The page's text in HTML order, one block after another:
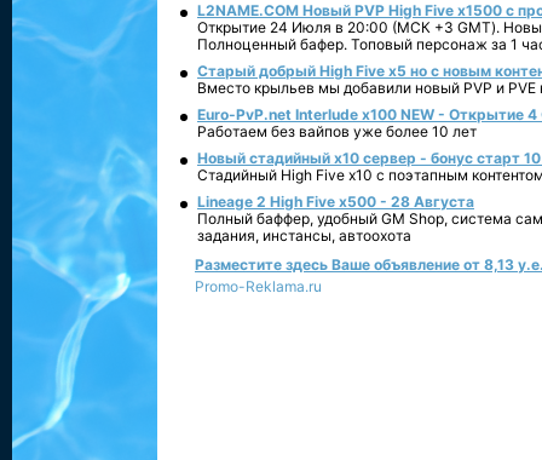
L2NAME.COM Новый PVP High Five x1500 с
Открытие 24 Июля в 20:00 (МСК +3 GMT).
Полноценный бафер. Топовый персонаж за 1
Старый добрый High Five x5 но с новым
Вместо крыльев мы добавили новый PVP и PVE
Euro-PvP.net Interlude х100 NEW - Открытие 4
Работаем без вайпов уже более 10 лет
Новый стадийный х10 сервер - бонус старт
Стадийный High Five x10 с поэтапным
Lineage 2 High Five x500 - 28 Августа
Полный баффер, удобный GM Shop, система
задания, инстансы, автоохота
Разместите здесь Ваше объявление от 8,13
Promo-Reklama.ru